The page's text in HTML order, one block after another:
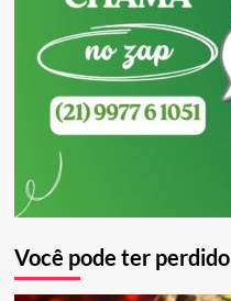
Você pode ter perdido